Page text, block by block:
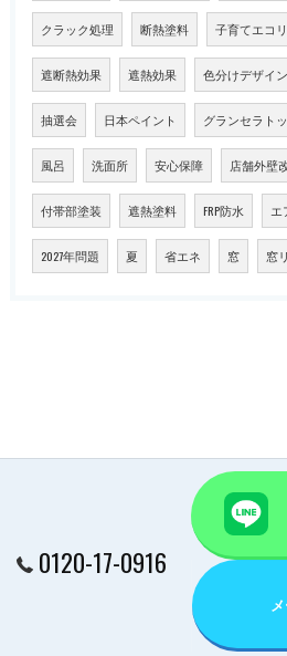
クラック処理 断熱塗料 子育てエコ
遮断熱効果 遮熱効果 色分けデザイン
抽選会 日本ペイント グランセラト
風呂 洗面所 安心保障 店舗外壁
付帯部塗装 遮熱塗料 FRP防水 エ
2027年問題 夏 省エネ 窓 窓
0120-17-0916